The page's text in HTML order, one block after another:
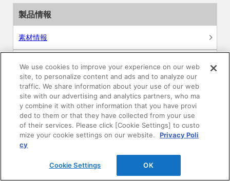
製品情報
素材情報
住宅向け
公共・商業施設向け
リフォーム
We use cookies to improve your experience on our web
site, to personalize content and ads and to analyze our
traffic. We share information about your use of our web
site with our advertising and analytics partners, who ma
y combine it with other information that you have provi
ded to them or that they have collected from your use
of their services. Please click [Cookie Settings] to custo
mize your cookie settings on our website.
Privacy Poli
cy
Cookie Settings OK